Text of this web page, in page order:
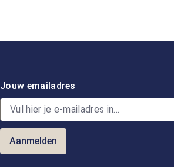
Jouw emailadres
Aanmelden